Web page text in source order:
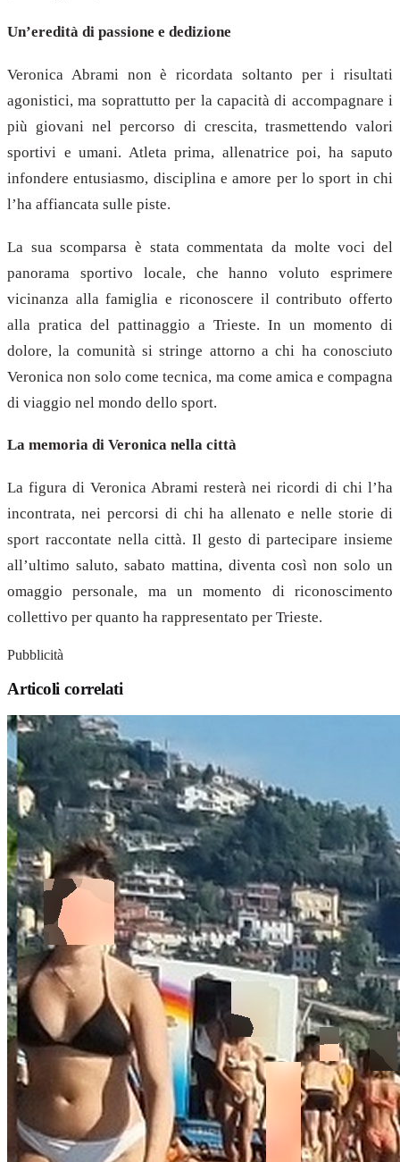
Un’eredità di passione e dedizione
Veronica Abrami non è ricordata soltanto per i risultati
agonistici, ma soprattutto per la capacità di accompagnare i
più giovani nel percorso di crescita, trasmettendo valori
sportivi e umani. Atleta prima, allenatrice poi, ha saputo
infondere entusiasmo, disciplina e amore per lo sport in chi
l’ha affiancata sulle piste.
La sua scomparsa è stata commentata da molte voci del
panorama sportivo locale, che hanno voluto esprimere
vicinanza alla famiglia e riconoscere il contributo offerto
alla pratica del pattinaggio a Trieste. In un momento di
dolore, la comunità si stringe attorno a chi ha conosciuto
Veronica non solo come tecnica, ma come amica e compagna
di viaggio nel mondo dello sport.
La memoria di Veronica nella città
La figura di Veronica Abrami resterà nei ricordi di chi l’ha
incontrata, nei percorsi di chi ha allenato e nelle storie di
sport raccontate nella città. Il gesto di partecipare insieme
all’ultimo saluto, sabato mattina, diventa così non solo un
omaggio personale, ma un momento di riconoscimento
collettivo per quanto ha rappresentato per Trieste.
Pubblicità
Articoli correlati